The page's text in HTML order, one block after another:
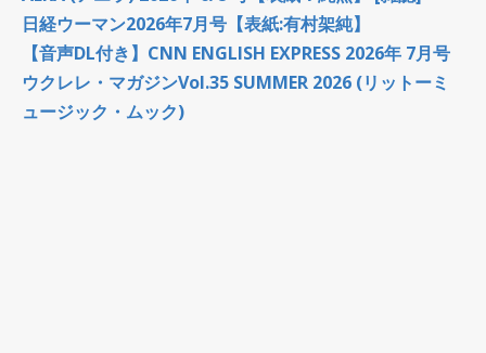
日経ウーマン2026年7月号【表紙:有村架純】
【音声DL付き】CNN ENGLISH EXPRESS 2026年 7月号
ウクレレ・マガジンVol.35 SUMMER 2026 (リットーミ
ュージック・ムック)